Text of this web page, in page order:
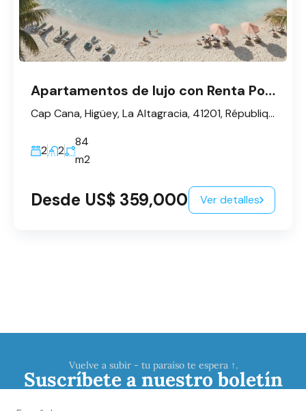
Apartamentos de lujo con Renta Pool hotelero en Cap Cana
Cap Cana, Higüey, La Altagracia, 41201, République dominicaine
2 2
84
m2
Desde US$ 359,000 Ver detalles
Vuelve a subir - tu paraíso te espera ↑.
Suscríbete a nuestro boletín